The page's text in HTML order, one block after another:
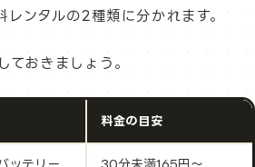
ンタルの2種類に分かれます。
おきましょう。
料金の目安
ッテリー 30分未満165円〜